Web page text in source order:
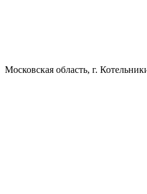
Московская область, г.